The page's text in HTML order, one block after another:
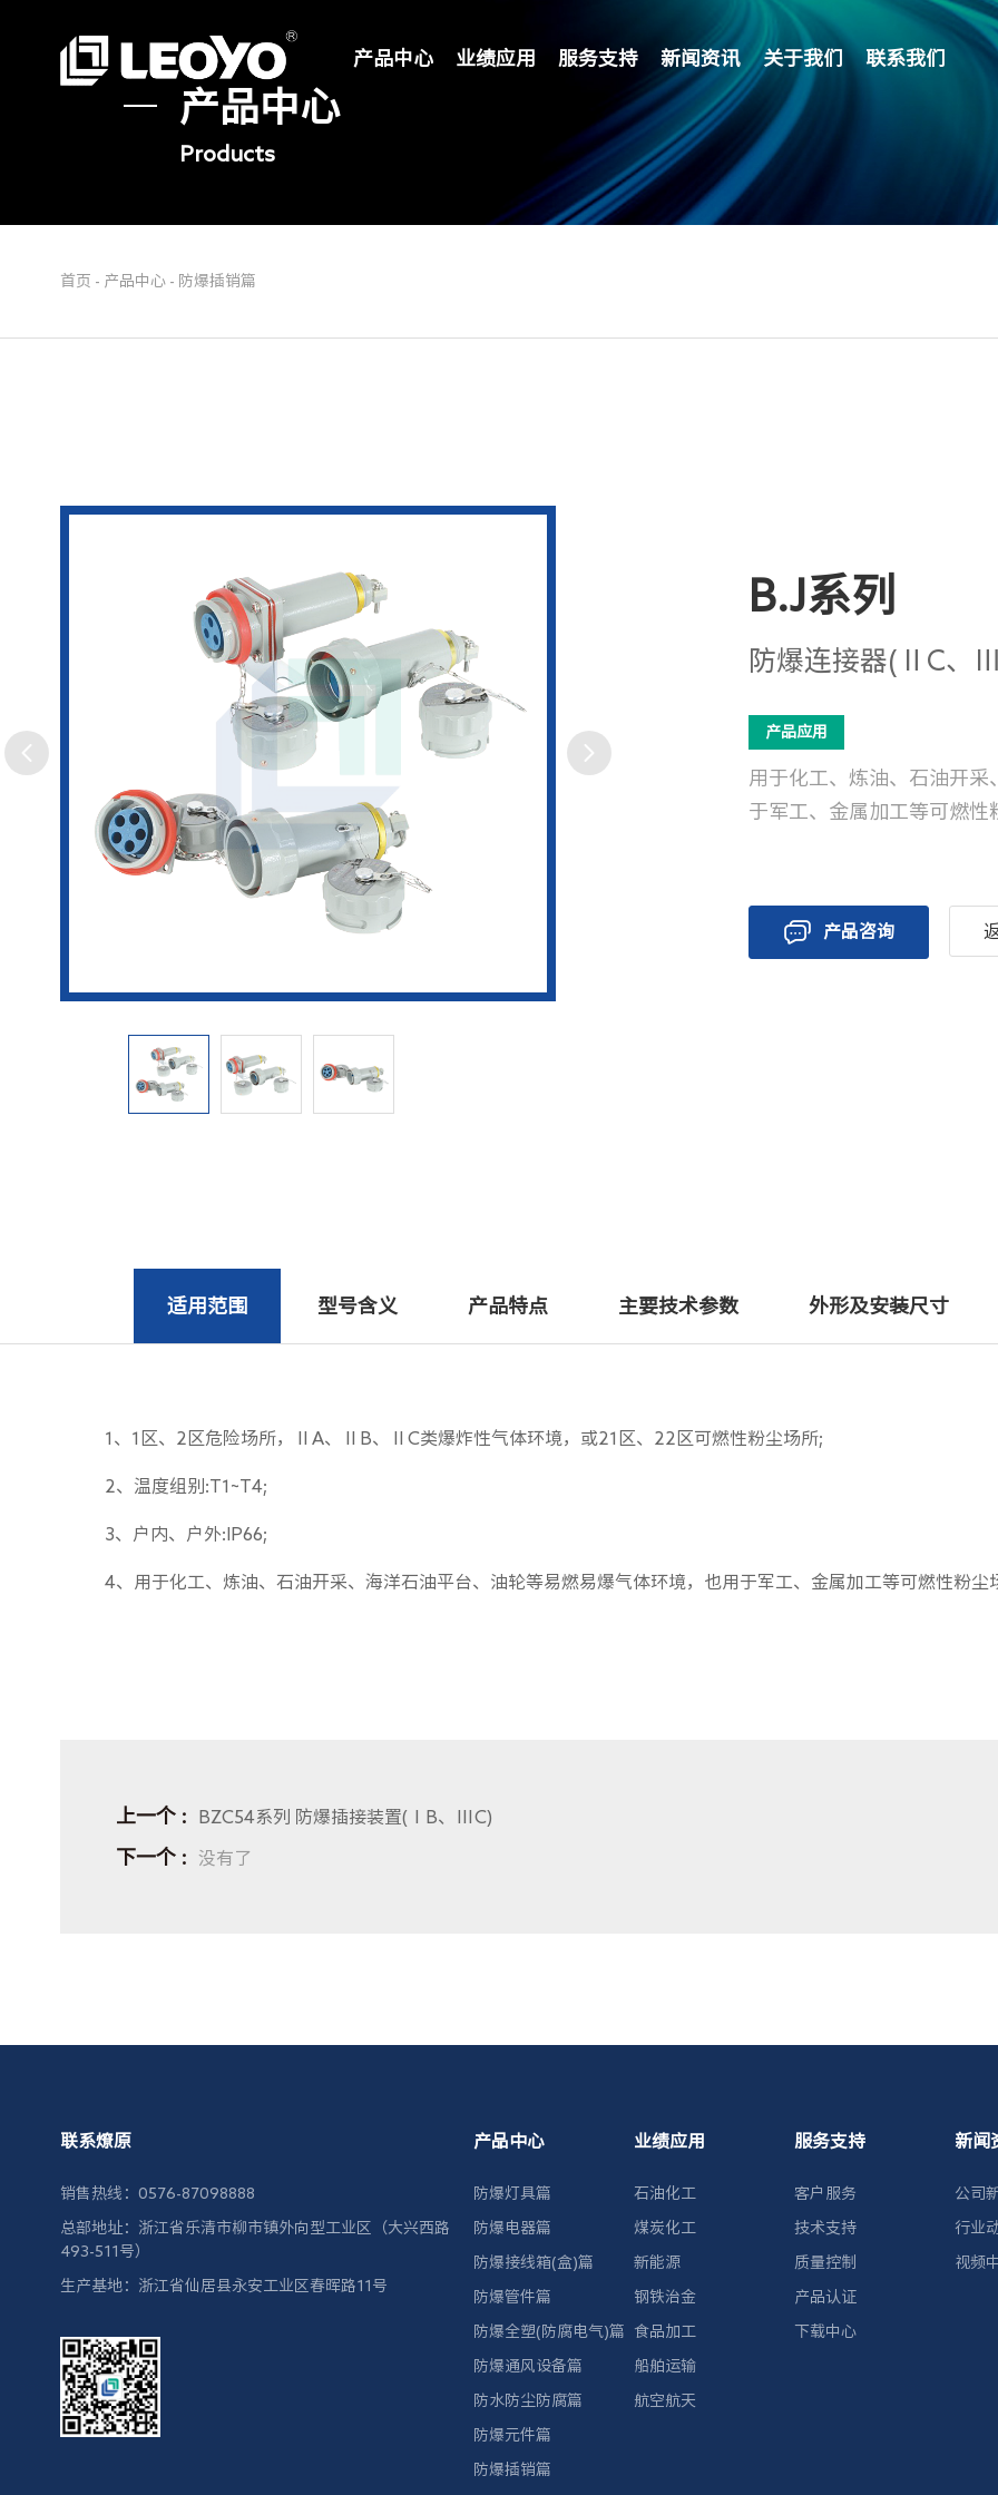
产品中心 业绩应用 服务支持 新闻资讯 关于我们 联系我们
产品中心
Products
首页 - 产品中心- 防爆插销篇
B.J系列
防爆连接器(ⅡC、
产品应用
用于化工、炼油、石油开
于军工、金属加工等可燃性
产品咨询
适用范围 型号含义 产品特点 主要技术参数 外形及安装尺寸
1、1区、2区危险场所，ⅡA、ⅡB、ⅡC类爆炸性气体环境，或21区、22区可燃性粉尘场所;
2、温度组别:T1~T4;
3、户内、户外:IP66;
4、用于化工、炼油、石油开采、海洋石油平台、油轮等易燃易爆气体环境，也用于军工、金属加工等可燃性粉尘
上一个 BZC54系列 防爆插接装置(ⅠB、ⅢC)
下一个 没有了
产品中心
防爆灯具篇
防爆电器篇
防爆接线箱(盒)篇
防爆管件篇
防爆全塑(防腐电气)篇
防爆通风设备篇
防水防尘防腐篇
防爆元件篇
防爆插销篇
业绩应用
石油化工
煤炭化工
新能源
钢铁治金
食品加工
船舶运输
航空航天
服务支持
客户服务
技术支持
质量控制
产品认证
下载中心
新闻
公司
行业
视频
联系燎原
销售热线：0576-87098888
总部地址：浙江省乐清市柳市镇外向型工业区（大兴西路
493-511号）
生产基地：浙江省仙居县永安工业区春晖路11号